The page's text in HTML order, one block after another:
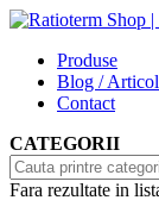
Produse
Blog /
Contact
CATEGORII
Fara rezultate in